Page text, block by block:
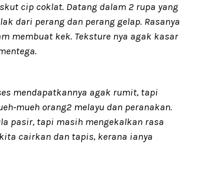
cip coklat. Datang dalam 2 rupa yang
dari perang dan perang gelap. Rasanya
membuat kek. Teksture nya agak kasar
mendapatkannya agak rumit, tapi
mueh orang2 melayu dan peranakan.
pasir, tapi masih mengekalkan rasa
cairkan dan tapis, kerana ianya